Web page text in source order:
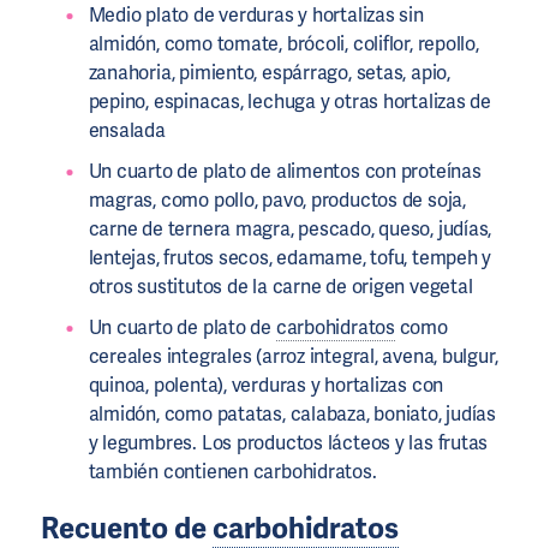
Medio plato de verduras y hortalizas sin
almidón, como tomate, brócoli, coliflor, repollo,
zanahoria, pimiento, espárrago, setas, apio,
pepino, espinacas, lechuga y otras hortalizas de
ensalada
Un cuarto de plato de alimentos con proteínas
magras, como pollo, pavo, productos de soja,
carne de ternera magra, pescado, queso, judías,
lentejas, frutos secos, edamame, tofu, tempeh y
otros sustitutos de la carne de origen vegetal
Un cuarto de plato de carbohidratos como
cereales integrales (arroz integral, avena, bulgur,
quinoa, polenta), verduras y hortalizas con
almidón, como patatas, calabaza, boniato, judías
y legumbres. Los productos lácteos y las frutas
también contienen carbohidratos.
Recuento decarbohidratos